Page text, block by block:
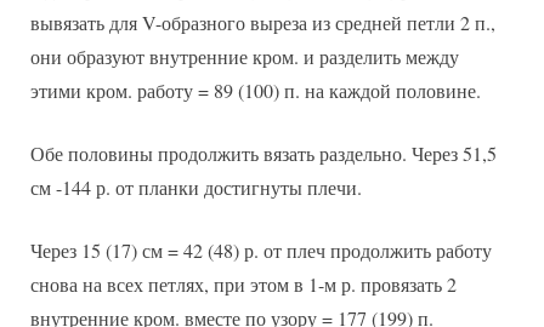
вывязать для V-образного выреза из средней петли 2 п.,
они образуют внутренние кром. и разделить между
этими кром. работу = 89 (100) п. на каждой половине.
Обе половины продолжить вязать раздельно. Через 51,5
см -144 р. от планки достигнуты плечи.
Через 15 (17) см = 42 (48) р. от плеч продолжить работу
снова на всех петлях, при этом в 1-м р. провязать 2
внутренние кром. вместе по узору = 177 (199) п.